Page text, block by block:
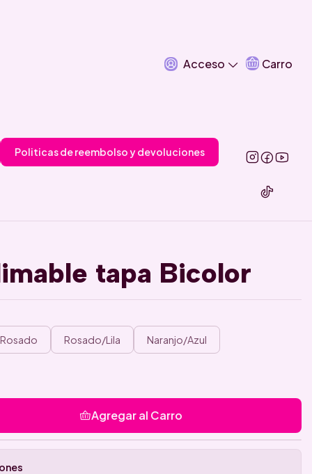
Acceso Carro
Politicas de reembolso y devoluciones
tapa Bicolor
Rosado/Lila Naranjo/Azul
Agregar al Carro